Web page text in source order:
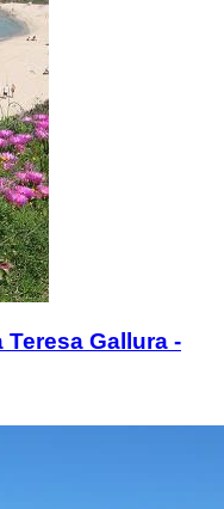
Teresa Gallura -